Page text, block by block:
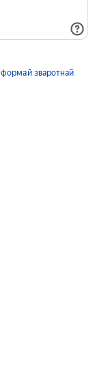
формай зваротнай